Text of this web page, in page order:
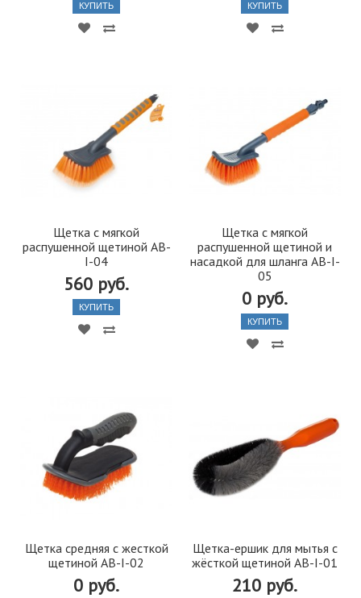
КУПИТЬ КУПИТЬ
Щетка с мягкой
распушенной щетиной AB-
I-04
560 руб.
КУПИТЬ
Щетка с мягкой
распушенной щетиной и
насадкой для шланга AB-I-
05
0 руб.
КУПИТЬ
Щетка средняя с жесткой
щетиной AB-I-02
0 руб.
Щетка-ершик для мытья с
жёсткой щетиной AB-I-01
210 руб.